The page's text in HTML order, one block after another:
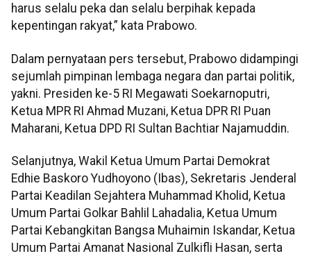
harus selalu peka dan selalu berpihak kepada
kepentingan rakyat,” kata Prabowo.
Dalam pernyataan pers tersebut, Prabowo didampingi
sejumlah pimpinan lembaga negara dan partai politik,
yakni. Presiden ke-5 RI Megawati Soekarnoputri,
Ketua MPR RI Ahmad Muzani, Ketua DPR RI Puan
Maharani, Ketua DPD RI Sultan Bachtiar Najamuddin.
Selanjutnya, Wakil Ketua Umum Partai Demokrat
Edhie Baskoro Yudhoyono (Ibas), Sekretaris Jenderal
Partai Keadilan Sejahtera Muhammad Kholid, Ketua
Umum Partai Golkar Bahlil Lahadalia, Ketua Umum
Partai Kebangkitan Bangsa Muhaimin Iskandar, Ketua
Umum Partai Amanat Nasional Zulkifli Hasan, serta